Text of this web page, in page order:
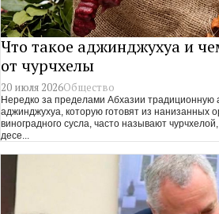
Что такое аджинджухуа и
от чурчхелы
20 июля 2026Общество
Нередко за пределами Абхазии традиционную
аджинджухуа, которую готовят из нанизанных
виноградного сусла, часто называют
десе...